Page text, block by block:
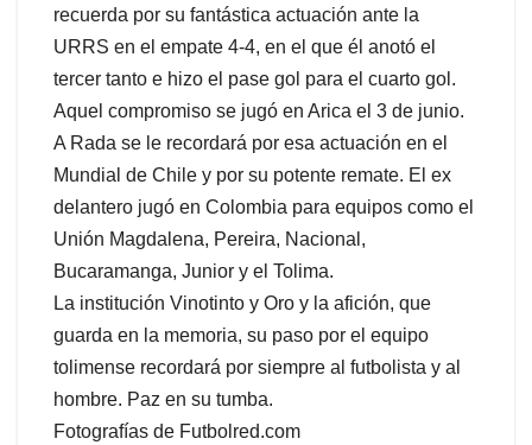
recuerda por su fantástica actuación ante la
URRS en el empate 4-4, en el que él anotó el
tercer tanto e hizo el pase gol para el cuarto gol.
Aquel compromiso se jugó en Arica el 3 de junio.
A Rada se le recordará por esa actuación en el
Mundial de Chile y por su potente remate. El ex
delantero jugó en Colombia para equipos como el
Unión Magdalena, Pereira, Nacional,
Bucaramanga, Junior y el Tolima.
La institución Vinotinto y Oro y la afición, que
guarda en la memoria, su paso por el equipo
tolimense recordará por siempre al futbolista y al
hombre. Paz en su tumba.
Fotografías de Futbolred.com